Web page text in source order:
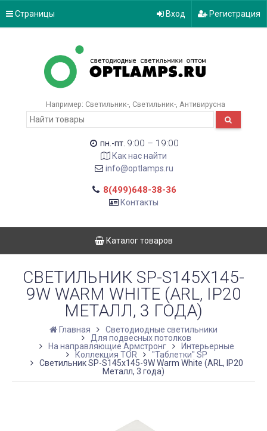
Страницы Вход Регистрация
Например: Светильник- Светильник- Антивирусна
пн.-пт. 9:00 – 19:00
Как нас найти
info@optlamps.ru
8(499)648-38-36
Контакты
Каталог товаров
СВЕТИЛЬНИК SP-S145X145-
9W WARM WHITE (ARL, IP20
МЕТАЛЛ, 3 ГОДА)
Главная
Светодиодные светильники
Для подвесных потолков
На направляющие Армстронг
Интерьерные
Коллекция TOR
"Таблетки" SP
Светильник SP-S145x145-9W Warm White (ARL, IP20
Металл, 3 года)